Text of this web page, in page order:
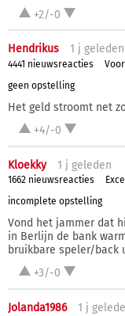
+2/-0
Hendrikus 1 j geleden
4441 nieuwsreacties
geen opstelling
Het geld stroomt net
+4/-0
Kloekky 1 j geleden
1662 nieuwsreacties
incomplete opstelling
Vond het jammer dat
in Berlijn de bank
bruikbare speler/back
+3/-0
Jolanda1986 1 j